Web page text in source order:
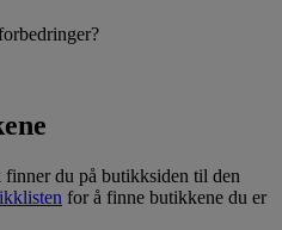
du på butikksiden til den
for å finne butikkene du er